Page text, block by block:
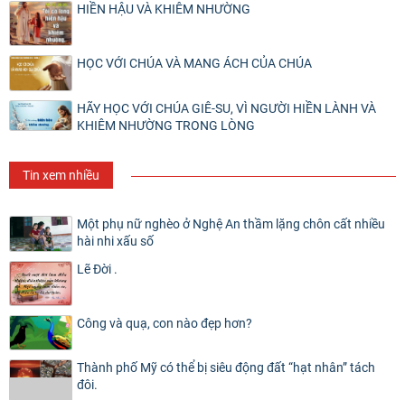
HIỀN HẬU VÀ KHIÊM NHƯỜNG
HỌC VỚI CHÚA VÀ MANG ÁCH CỦA CHÚA
HÃY HỌC VỚI CHÚA GIÊ-SU, VÌ NGƯỜI HIỀN LÀNH VÀ
KHIÊM NHƯỜNG TRONG LÒNG
Tin xem nhiều
Một phụ nữ nghèo ở Nghệ An thầm lặng chôn cất nhiều
hài nhi xấu số
Lẽ Đời .
Công và quạ, con nào đẹp hơn?
Thành phố Mỹ có thể bị siêu động đất “hạt nhân” tách
đôi.